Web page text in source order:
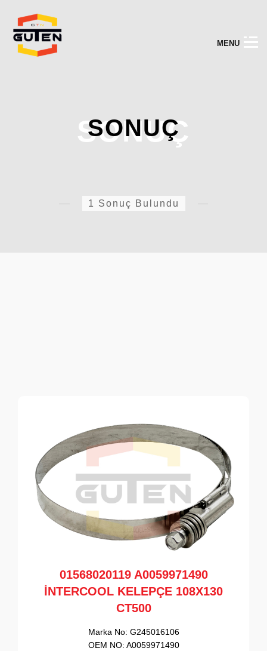
M ENU
SONUÇ
SONUÇ
1 Sonuç Bulundu
01568020119 A0059971490
İNTERCOOL KELEPÇE 108X130
CT500
Marka No: G245016106
OEM NO: A0059971490